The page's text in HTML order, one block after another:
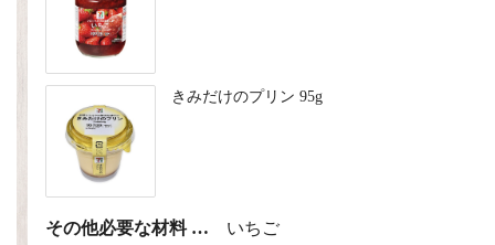
きみだけのプリン 95g
その他必要な材料 … いちご